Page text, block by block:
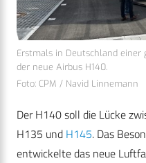
Erstmals in Deutschland
der neue Airbus H140.
Foto: CPM / Navid Linnemann
Der H140 soll die Lücke
H135 und H145. Das
entwickelte das neue